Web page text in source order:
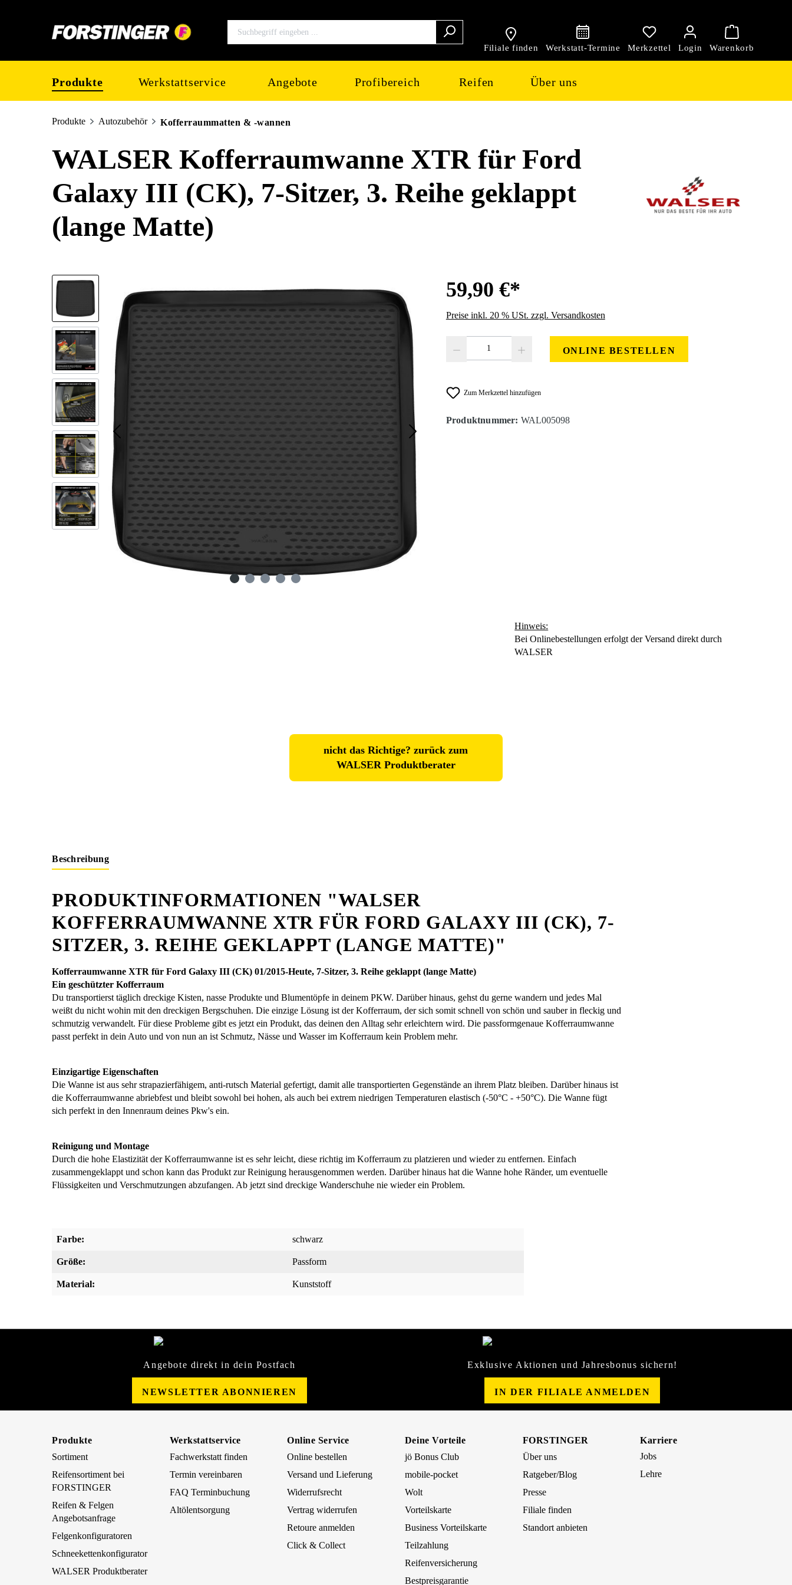
Filiale finden
Produkte Werkstattservice Angebote Profibereich Reifen Über uns
Produkte Autozubehör Kofferraummatten & -wannen
WALSER Kofferraumwanne XTR für Ford
Galaxy III (CK), 7-Sitzer, 3. Reihe geklappt
(lange Matte)
Bildergalerie überspringen 59,90 €*
Preise inkl. 20 % USt. zzgl. Versandkosten
ONLINE BESTELLEN
Zum Merkzettel hinzufügen
Produktnummer: WAL005098
Hinweis:
Bei Onlinebestellungen erfolgt der Versand direkt durch
WALSER
nicht das Richtige? zurück zum
WALSER Produktberater
Beschreibung
PRODUKTINFORMATIONEN "WALSER
KOFFERRAUMWANNE XTR FÜR FORD GALAXY III (CK), 7-
SITZER, 3. REIHE GEKLAPPT (LANGE MATTE)"
Kofferraumwanne XTR für Ford Galaxy III (CK) 01/2015-Heute, 7-Sitzer, 3. Reihe geklappt (lange Matte)
Ein geschützter Kofferraum
Du transportierst täglich dreckige Kisten, nasse Produkte und Blumentöpfe in deinem PKW. Darüber hinaus, gehst du gerne wandern und jedes Mal
weißt du nicht wohin mit den dreckigen Bergschuhen. Die einzige Lösung ist der Kofferraum, der sich somit schnell von schön und sauber in fleckig und
schmutzig verwandelt. Für diese Probleme gibt es jetzt ein Produkt, das deinen den Alltag sehr erleichtern wird. Die passformgenaue Kofferraumwanne
passt perfekt in dein Auto und von nun an ist Schmutz, Nässe und Wasser im Kofferraum kein Problem mehr.
Einzigartige Eigenschaften
Die Wanne ist aus sehr strapazierfähigem, anti-rutsch Material gefertigt, damit alle transportierten Gegenstände an ihrem Platz bleiben. Darüber hinaus ist
die Kofferraumwanne abriebfest und bleibt sowohl bei hohen, als auch bei extrem niedrigen Temperaturen elastisch (-50°C - +50°C). Die Wanne fügt
sich perfekt in den Innenraum deines Pkw's ein.
Reinigung und Montage
Durch die hohe Elastizität der Kofferraumwanne ist es sehr leicht, diese richtig im Kofferraum zu platzieren und wieder zu entfernen. Einfach
zusammengeklappt und schon kann das Produkt zur Reinigung herausgenommen werden. Darüber hinaus hat die Wanne hohe Ränder, um eventuelle
Flüssigkeiten und Verschmutzungen abzufangen. Ab jetzt sind dreckige Wanderschuhe nie wieder ein Problem.
Farbe: schwarz
Größe: Passform
Material: Kunststoff
Angebote direkt in dein Postfach
NEWSLETTER ABONNIEREN
Exklusive Aktionen und Jahresbonus sichern!
IN DER FILIALE ANMELDEN
Produkte
Sortiment
Reifensortiment bei
FORSTINGER
Reifen & Felgen
Angebotsanfrage
Felgenkonfiguratoren
Schneekettenkonfigurator
WALSER Produktberater
Werkstattservice
Fachwerkstatt finden
Termin vereinbaren
FAQ Terminbuchung
Altölentsorgung
Online Service
Online bestellen
Versand und Lieferung
Widerrufsrecht
Vertrag widerrufen
Retoure anmelden
Click & Collect
Deine Vorteile
jö Bonus Club
mobile-pocket
Wolt
Vorteilskarte
Business Vorteilskarte
Teilzahlung
Reifenversicherung
Bestpreisgarantie
FORSTINGER
Über uns
Ratgeber/Blog
Presse
Filiale finden
Standort anbieten
Karriere
Jobs
Lehre